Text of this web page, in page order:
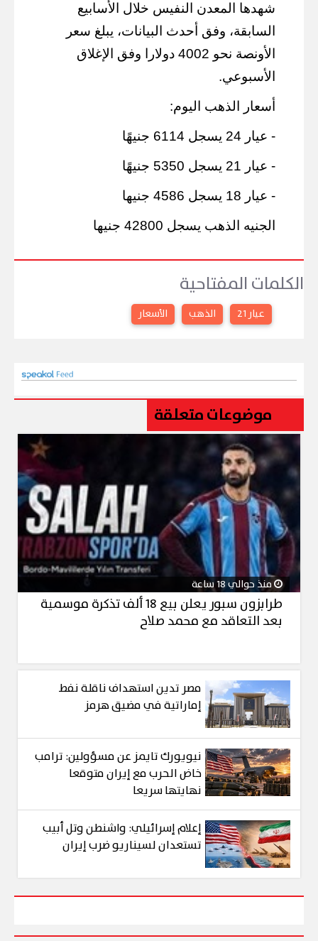
شهدها المعدن النفيس خلال الأسابيع
السابقة، وفق أحدث البيانات، يبلغ سعر
الأونصة نحو 4002 دولارا وفق الإغلاق
الأسبوعي.
أسعار الذهب اليوم:
- عيار 24 يسجل 6114 جنيهًا
- عيار 21 يسجل 5350 جنيهًا
- عيار 18 يسجل 4586 جنيها
الجنيه الذهب يسجل 42800 جنيها
الكلمات المفتاحية
عيار 21 الذهب الأسعار
موضوعات متعلقة
منذ حوالي 18 ساعة
طرابزون سبور يعلن بيع 18 ألف تذكرة موسمية
بعد التعاقد مع محمد صلاح
مصر تدين استهداف ناقلة نفط
إماراتية في مضيق هرمز
نيويورك تايمز عن مسؤولين: ترامب
خاض الحرب مع إيران متوقعا
نهايتها سريعا
إعلام إسرائيلي: واشنطن وتل أبيب
تستعدان لسيناريو ضرب إيران